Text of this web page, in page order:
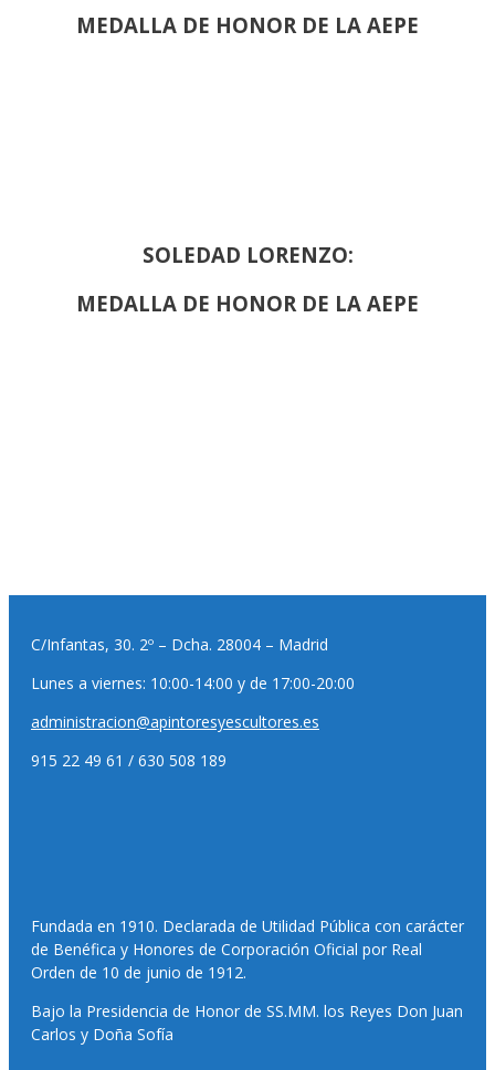
MEDALLA DE HONOR DE LA AEPE
SOLEDAD LORENZO:
MEDALLA DE HONOR DE LA AEPE
C/Infantas, 30. 2º – Dcha. 28004 – Madrid
Lunes a viernes: 10:00-14:00 y de 17:00-20:00
administracion@apintoresyescultores.es
915 22 49 61 / 630 508 189
Fundada en 1910. Declarada de Utilidad Pública con carácter
de Benéfica y Honores de Corporación Oficial por Real
Orden de 10 de junio de 1912.
Bajo la Presidencia de Honor de SS.MM. los Reyes Don Juan
Carlos y Doña Sofía